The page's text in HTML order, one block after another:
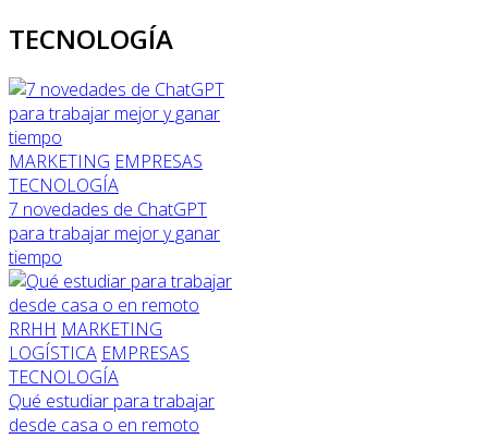
TECNOLOGÍA
MARKETING EMPRESAS
TECNOLOGÍA
7 novedades de ChatGPT
para trabajar mejor y ganar
tiempo
RRHH MARKETING
LOGÍSTICA EMPRESAS
TECNOLOGÍA
Qué estudiar para trabajar
desde casa o en remoto